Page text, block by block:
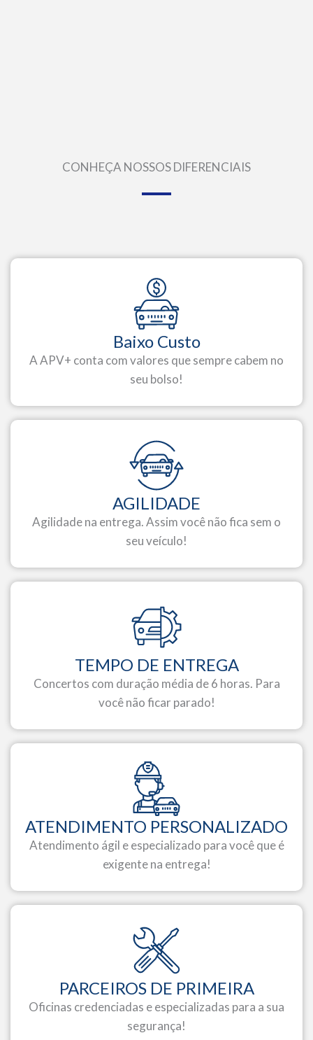
CONHEÇA NOSSOS DIFERENCIAIS
Baixo Custo
A APV+ conta com valores que sempre cabem no
seu bolso!
AGILIDADE
Agilidade na entrega. Assim você não fica sem o
seu veículo!
TEMPO DE ENTREGA
Concertos com duração média de 6 horas. Para
você não ficar parado!
ATENDIMENTO PERSONALIZADO
Atendimento ágil e especializado para você que é
exigente na entrega!
PARCEIROS DE PRIMEIRA
Oficinas credenciadas e especializadas para a sua
segurança!